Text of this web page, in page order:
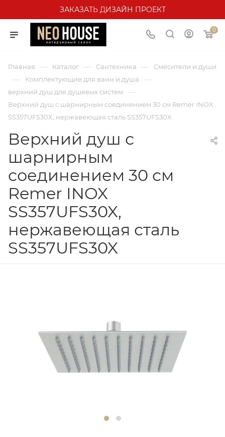
ЗАКАЗАТЬ ДИЗАЙН ПРОЕКТ
0
Главная — Каталог — Сантехника — Смесители и души
— Комплектующие для ванн и душа —
верхний душ для душевых систем —
Верхний душ с шарнирным соединением 30 см Remer INOX
SS357UFS30X, нержавеющая сталь SS357UFS30X
Верхний душ с
шарнирным
соединением 30 см
Remer INOX
SS357UFS30X,
нержавеющая сталь
SS357UFS30X